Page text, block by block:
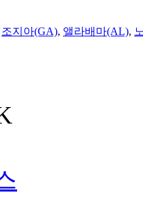
조지아(GA), 앨라배마(AL),